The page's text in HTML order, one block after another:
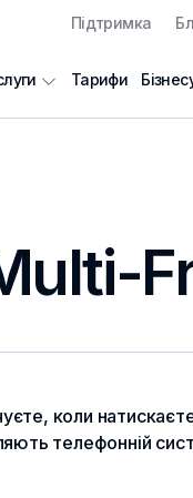
Підтримка
Тарифи
коли
телефонній